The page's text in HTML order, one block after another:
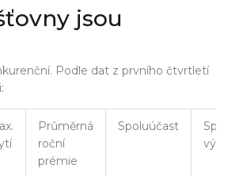
jsou
Podle dat z prvního čtvrtletí
Průměrná
roční
prémie
Spoluúčast